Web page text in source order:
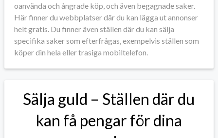
oanvända och ångrade köp, och även begagnade saker.
Här finner du webbplatser där du kan lägga ut annonser
helt gratis. Du finner även ställen där du kan sälja
specifika saker som efterfrågas, exempelvis ställen som
köper din hela eller trasiga mobiltelefon.
Sälja guld – Ställen där du
kan få pengar för dina